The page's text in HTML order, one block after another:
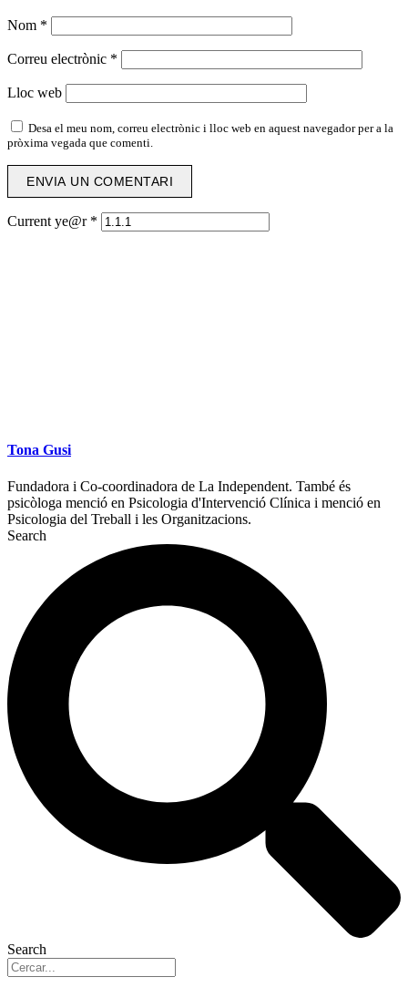
Nom *
Correu electrònic *
Lloc web
Desa el meu nom, correu electrònic i lloc web en aquest navegador per a la
pròxima vegada que comenti.
Current ye@r *
Tona Gusi
Fundadora i Co-coordinadora de La Independent. També és
psicòloga menció en Psicologia d'Intervenció Clínica i menció en
Psicologia del Treball i les Organitzacions.
Search
Search